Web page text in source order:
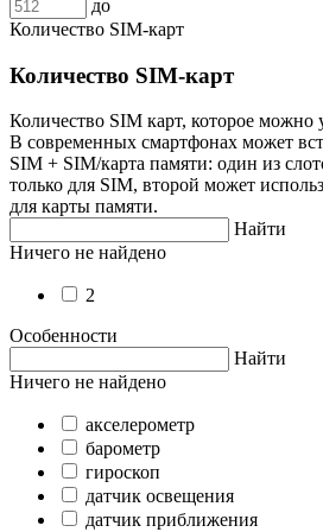
до
Количество SIM-карт
Количество SIM-карт
Количество SIM карт, которое можно
В современных смартфонах может
SIM + SIM/карта памяти: один из
только для SIM, второй может
для карты памяти.
Найти
Ничего не найдено
2
Особенности
Найти
Ничего не найдено
акселерометр
барометр
гироскоп
датчик освещения
датчик приближения